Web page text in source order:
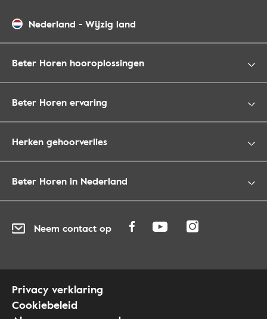
Nederland - Wijzig land
Beter Horen hooroplossingen
Beter Horen ervaring
Herken gehoorverlies
Beter Horen in Nederland
Neem contact op
Privacy verklaring
Cookiebeleid